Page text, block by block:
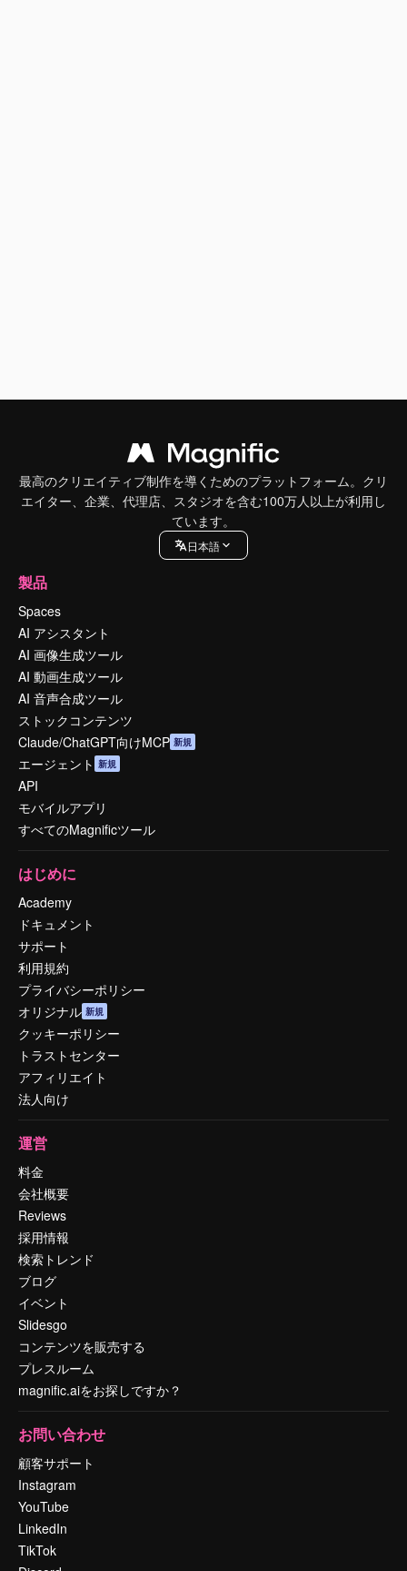
最高のクリエイティブ制作を導くためのプラットフォーム。クリ
エイター、企業、代理店、スタジオを含む100万人以上が利用し
ています。
日本語
製品
Spaces
AI アシスタント
AI 画像生成ツール
AI 動画生成ツール
AI 音声合成ツール
ストックコンテンツ
Claude/ChatGPT向けMCP 新規
エージェント 新規
API
モバイルアプリ
すべてのMagnificツール
はじめに
Academy
ドキュメント
サポート
利用規約
プライバシーポリシー
オリジナル 新規
クッキーポリシー
トラストセンター
アフィリエイト
法人向け
運営
料金
会社概要
Reviews
採用情報
検索トレンド
ブログ
イベント
Slidesgo
コンテンツを販売する
プレスルーム
magnific.aiをお探しですか？
お問い合わせ
顧客サポート
Instagram
YouTube
LinkedIn
TikTok